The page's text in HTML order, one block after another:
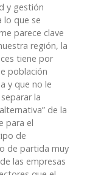
y gestión
lo que se
parece clave
región, la
tiene por
población
y que no le
la
de la
para el
de
de partida muy
las empresas